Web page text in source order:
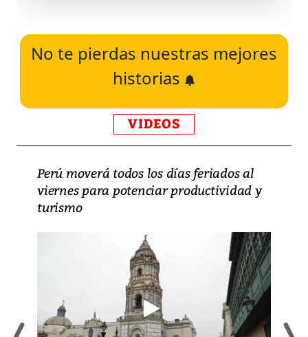
No te pierdas nuestras mejores
historias
VIDEOS
Perú moverá todos los días feriados al
viernes para potenciar productividad y
turismo